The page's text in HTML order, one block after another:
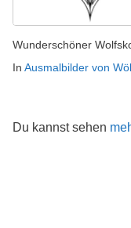
Wunderschöner
In Ausmalbilder von
Du kannst sehen